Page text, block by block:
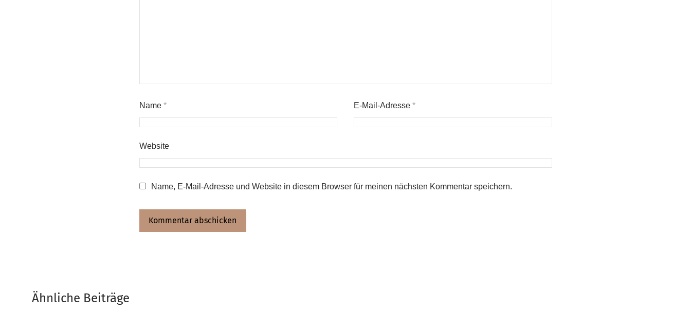
Name * E-Mail-Adresse*
Website
Name, E-Mail-Adresse und Website in diesem Browser für meinen nächsten Kommentar speichern.
Ähnliche Beiträge